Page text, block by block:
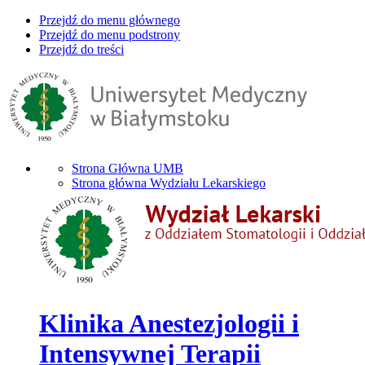
Przejdź do menu głównego
Przejdź do menu podstrony
Przejdź do treści
Strona Główna UMB
Strona główna Wydziału Lekarskiego
Klinika Anestezjologii i
Intensywnej Terapii